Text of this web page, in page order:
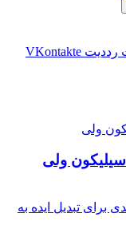
‫رددیت ‫VKontakte
ولی